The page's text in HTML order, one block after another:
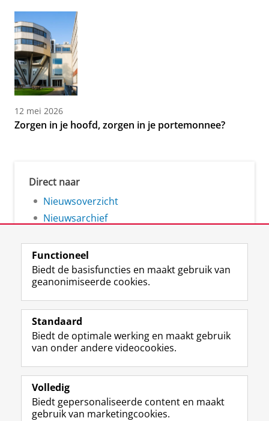
12 mei 2026
Zorgen in je hoofd, zorgen in je portemonnee?
Direct naar
Nieuwsoverzicht
Nieuwsarchief
Volg de RUG
F
a
e
b
o
p
a
L
i
k
e
I
-
p
R
S
-
f
e
R
I
n
t
r
m
Y
o
T
e
k
Studiekiezers
Alumni
Over ons
Functioneel
Biedt de basisfuncties en maakt gebruik van
geanonimiseerde cookies.
Standaard
Biedt de optimale werking en maakt gebruik
van onder andere videocookies.
Volledig
Biedt gepersonaliseerde content en maakt
gebruik van marketingcookies.